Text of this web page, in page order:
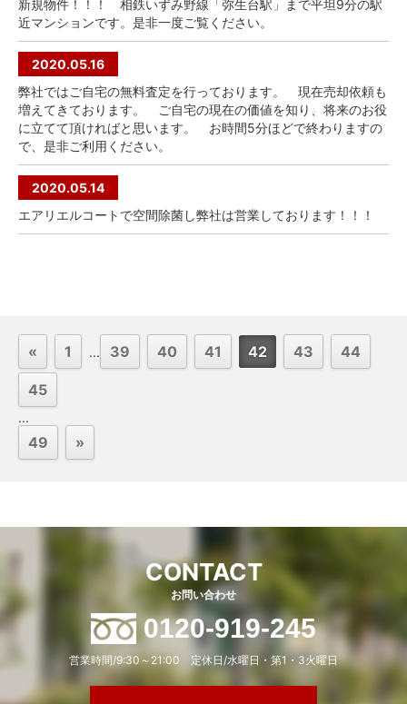
新規物件！！！ 相鉄いずみ野線「弥生台駅」まで平坦9分の駅
近マンションです。是非一度ご覧ください。
2020.05.16
弊社ではご自宅の無料査定を行っております。 現在売却依頼も
増えてきております。 ご自宅の現在の価値を知り、将来のお役
に立てて頂ければと思います。 お時間5分ほどで終わりますの
で、是非ご利用ください。
2020.05.14
エアリエルコートで空間除菌し弊社は営業しております！！！
« 1 ... 39 40 41 42 43 44
45
...
49 »
CONTACT
お問い合わせ
0120-919-245
営業時間/9:30～21:00 定休日/水曜日・第1・3火曜日